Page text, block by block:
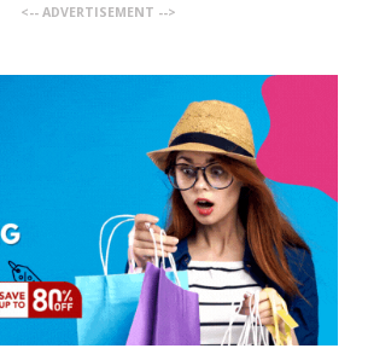
<-- ADVERTISEMENT -->